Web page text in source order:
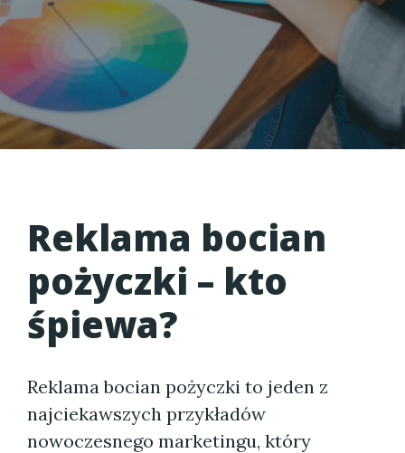
Reklama bocian
pożyczki – kto
śpiewa?
Reklama bocian pożyczki to jeden z
najciekawszych przykładów
nowoczesnego marketingu, który